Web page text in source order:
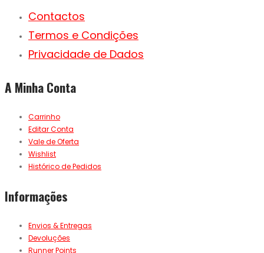
Contactos
Termos e Condições
Privacidade de Dados
A Minha Conta
Carrinho
Editar Conta
Vale de Oferta
Wishlist
Histórico de Pedidos
Informações
Envios & Entregas
Devoluções
Runner Points